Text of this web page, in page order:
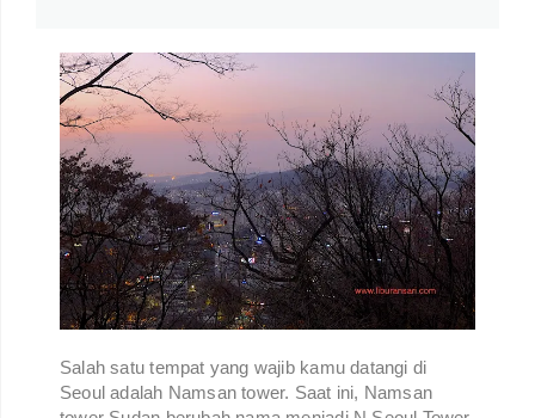
Salah satu tempat yang wajib kamu datangi di
Seoul adalah Namsan tower. Saat ini, Namsan